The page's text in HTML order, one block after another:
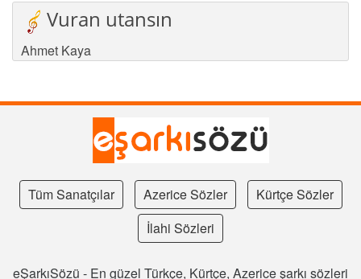
Vuran utansın
Ahmet Kaya
Tüm Sanatçılar Azerice Sözler
Kürtçe Sözler
İlahi Sözleri
eŞarkıSözü - En güzel Türkçe, Kürtçe, Azerice şarkı sözleri